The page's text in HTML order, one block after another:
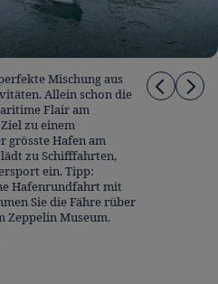
Mischung aus
Allein schon die
Flair am
zu einem
grösste Hafen am
zu Schifffahrten,
ein. Tipp:
Hafenrundfahrt mit
Sie die Fähre rüber
Zeppelin Museum.